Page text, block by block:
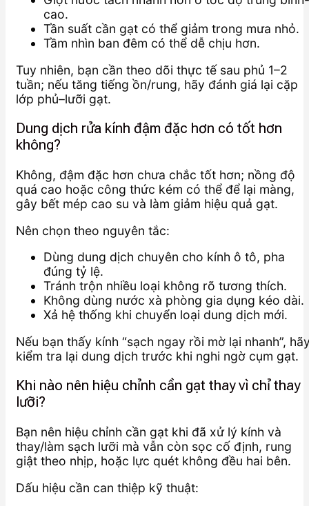
cao.
Tần suất cần gạt có thể giảm trong mưa nhỏ.
Tầm nhìn ban đêm có thể dễ chịu hơn.
Tuy nhiên, bạn cần theo dõi thực tế sau phủ 1–2
tuần; nếu tăng tiếng ồn/rung, hãy đánh giá lại cặp
lớp phủ–lưỡi gạt.
Dung dịch rửa kính đậm đặc hơn có tốt hơn
không?
Không, đậm đặc hơn chưa chắc tốt hơn; nồng độ
quá cao hoặc công thức kém có thể để lại màng,
gây bết mép cao su và làm giảm hiệu quả gạt.
Nên chọn theo nguyên tắc:
Dùng dung dịch chuyên cho kính ô tô, pha
đúng tỷ lệ.
Tránh trộn nhiều loại không rõ tương thích.
Không dùng nước xà phòng gia dụng kéo dài.
Xả hệ thống khi chuyển loại dung dịch mới.
Nếu bạn thấy kính “sạch ngay rồi mờ lại nhanh”,
kiểm tra lại dung dịch trước khi nghi ngờ cụm gạt.
Khi nào nên hiệu chỉnh cần gạt thay vì chỉ thay
lưỡi?
Bạn nên hiệu chỉnh cần gạt khi đã xử lý kính và
thay/làm sạch lưỡi mà vẫn còn sọc cố định, rung
giật theo nhịp, hoặc lực quét không đều hai bên.
Dấu hiệu cần can thiệp kỹ thuật: